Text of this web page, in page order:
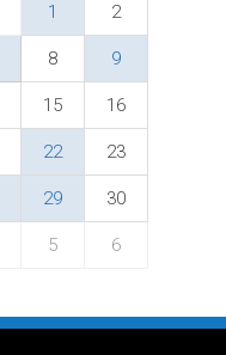
1 2
8 9
15 16
22 23
29 30
5 6